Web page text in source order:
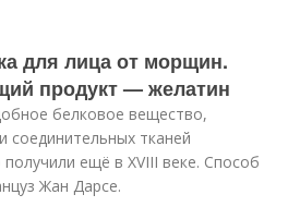
для лица от морщин.
продукт — желатин
белковое вещество,
соединительных тканей
ещё в XVIII веке. Способ
Жан Дарсе.